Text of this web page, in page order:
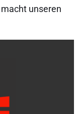
unseren